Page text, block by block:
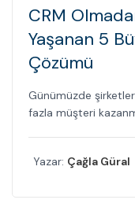
CRM
Yaşanan 5
Çözümü
Günümüzde
fazla müşteri
Yazar: Çağla Güral